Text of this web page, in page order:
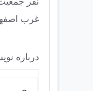
غرب
درباره